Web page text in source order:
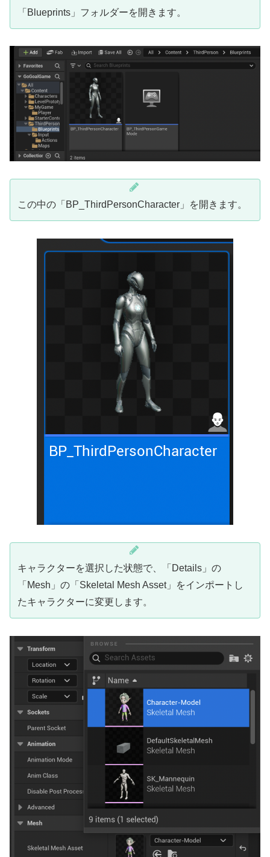
「Blueprints」フォルダーを開きます。
この中の「BP_ThirdPersonCharacter」を開きます。
キャラクターを選択した状態で、「Details」の
「Mesh」の「Skeletal Mesh Asset」をインポートし
たキャラクターに変更します。